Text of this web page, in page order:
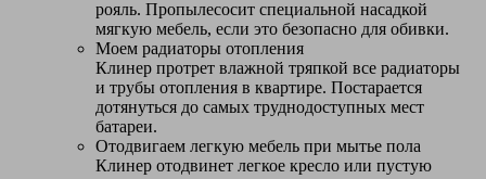
рояль. Пропылесосит специальной насадкой
мягкую мебель, если это безопасно для обивки.
Моем радиаторы отопления
Клинер протрет влажной тряпкой все радиаторы
и трубы отопления в квартире. Постарается
дотянуться до самых труднодоступных мест
батареи.
Отодвигаем легкую мебель при мытье пола
Клинер отодвинет легкое кресло или пустую